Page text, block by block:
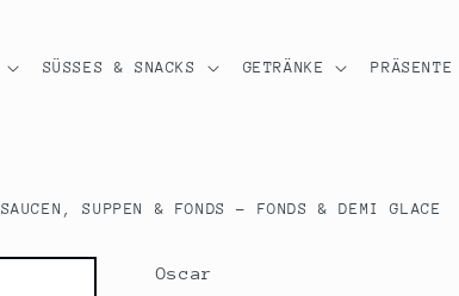
SÜSSES & SNACKS GETRÄNKE PRÄSENTE
SAUCEN, SUPPEN & FONDS - FONDS & DEMI GLACE
Oscar